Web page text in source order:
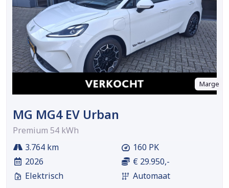
Marge
MG MG4 EV Urban
Premium 54 kWh
3.764 km
2026
Elektrisch
160 PK
€ 29.950,-
Automaat